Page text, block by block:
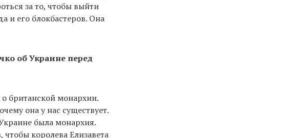
за то, чтобы выйти
и его блокбастеров. Она
об Украине перед
британской монархии.
она у нас существует.
была монархия.
королева Елизавета